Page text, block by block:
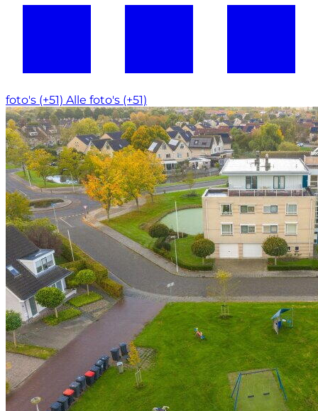
foto's (+51) Alle foto's (+51)